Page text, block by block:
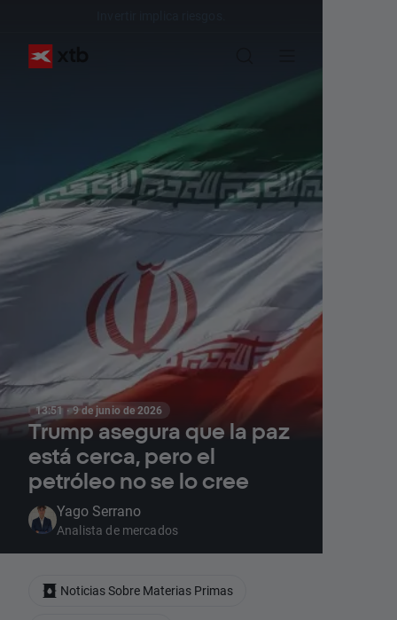
13:51 · 9 de junio de 2026
Trump asegura que la paz
está cerca, pero el
petróleo no se lo cree
Yago Serrano
Analista de mercados
Noticias Sobre Materias Primas